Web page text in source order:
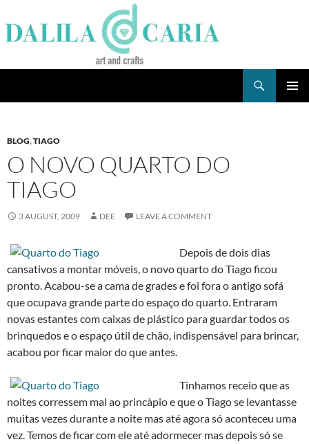
to
content
BLOG,TIAGO
O NOVO QUARTO DO
TIAGO
3 AUGUST, 2009 DEE LEAVE A COMMENT
Depois de dois dias
cansativos a montar móveis, o novo quarto do Tiago ficou
pronto. Acabou-se a cama de grades e foi fora o antigo sofá
que ocupava grande parte do espaço do quarto. Entraram
novas estantes com caixas de plástico para guardar todos os
brinquedos e o espaço útil de chão, indispensável para brincar,
acabou por ficar maior do que antes.
Tinhamos receio queas
noites corressem mal ao princà­pio e que o Tiago se levantasse
muitas vezes durante a noite mas até agora só aconteceu uma
vez. Temos de ficar com ele até adormecer mas depois só se